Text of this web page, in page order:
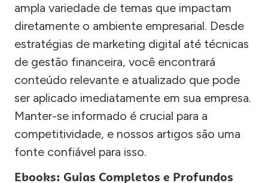
ampla variedade de temas que impactam
diretamente o ambiente empresarial. Desde
estratégias de marketing digital até técnicas
de gestão financeira, você encontrará
conteúdo relevante e atualizado que pode
ser aplicado imediatamente em sua empresa.
Manter-se informado é crucial para a
competitividade, e nossos artigos são uma
fonte confiável para isso.
Ebooks: Guias Completos e Profundos